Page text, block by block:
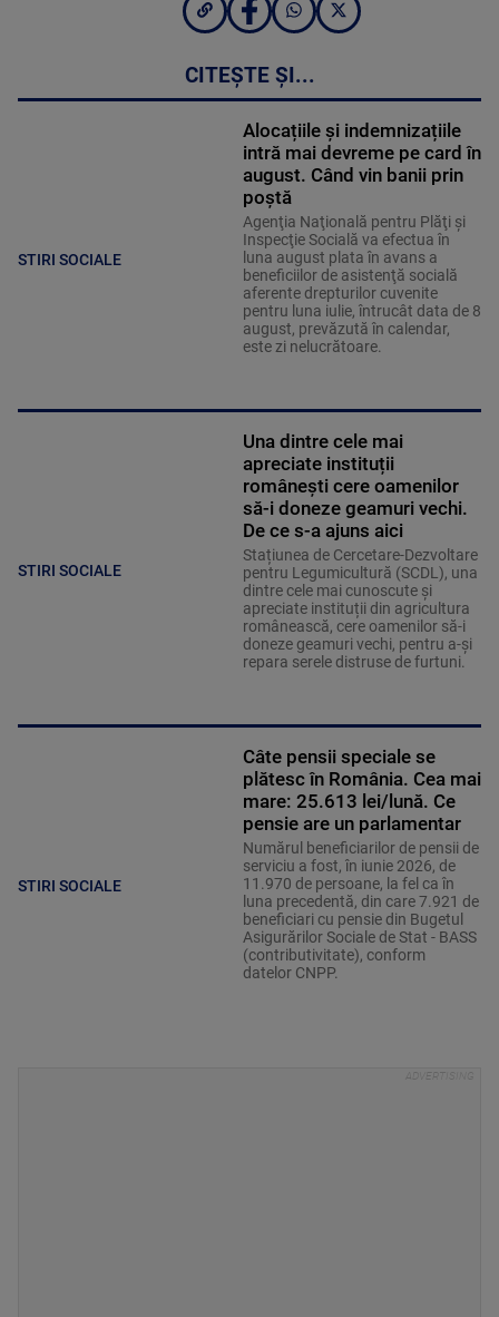
CITEȘTE ȘI...
STIRI SOCIALE
Alocațiile și indemnizațiile
intră mai devreme pe card în
august. Când vin banii prin
poștă
Agenţia Naţională pentru Plăţi şi
Inspecţie Socială va efectua în
luna august plata în avans a
beneficiilor de asistenţă socială
aferente drepturilor cuvenite
pentru luna iulie, întrucât data de 8
august, prevăzută în calendar,
este zi nelucrătoare.
STIRI SOCIALE
Una dintre cele mai
apreciate instituții
românești cere oamenilor
să-i doneze geamuri vechi.
De ce s-a ajuns aici
Stațiunea de Cercetare-Dezvoltare
pentru Legumicultură (SCDL), una
dintre cele mai cunoscute și
apreciate instituții din agricultura
românească, cere oamenilor să-i
doneze geamuri vechi, pentru a-și
repara serele distruse de furtuni.
STIRI SOCIALE
Câte pensii speciale se
plătesc în România. Cea mai
mare: 25.613 lei/lună. Ce
pensie are un parlamentar
Numărul beneficiarilor de pensii de
serviciu a fost, în iunie 2026, de
11.970 de persoane, la fel ca în
luna precedentă, din care 7.921 de
beneficiari cu pensie din Bugetul
Asigurărilor Sociale de Stat - BASS
(contributivitate), conform
datelor CNPP.